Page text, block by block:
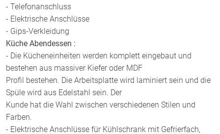
- Telefonanschluss
- Elektrische Anschlüsse
- Gips-Verkleidung
Küche Abendessen :
- Die Kücheneinheiten werden komplett eingebaut und
bestehen aus massiver Kiefer oder MDF
Profil bestehen. Die Arbeitsplatte wird laminiert sein und die
Spüle wird aus Edelstahl sein. Der
Kunde hat die Wahl zwischen verschiedenen Stilen und
Farben.
- Elektrische Anschlüsse für Kühlschrank mit Gefrierfach,